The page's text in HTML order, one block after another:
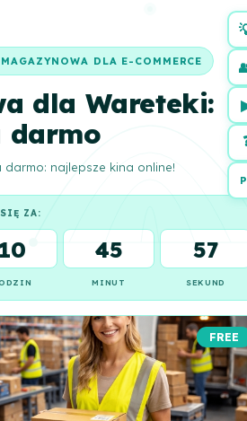
DLA E-COMMERCE
dla Wareteki:
darmo
najlepsze kina online!
ZA:
10 45
MINUT
56
SEKUND
FREE